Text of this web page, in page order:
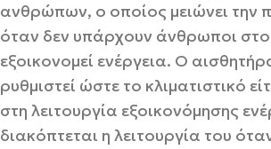
ανθρώπων, ο οποίος μειώνει την
όταν δεν υπάρχουν άνθρωποι
εξοικονομεί ενέργεια. Ο
ρυθμιστεί ώστε το κλιματιστικό
στη λειτουργία εξοικονόμησης
διακόπτεται η λειτουργία του